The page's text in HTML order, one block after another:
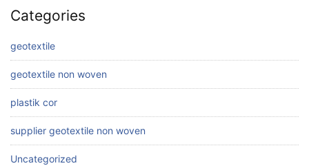
Categories
geotextile
geotextile non woven
plastik cor
supplier geotextile non woven
Uncategorized